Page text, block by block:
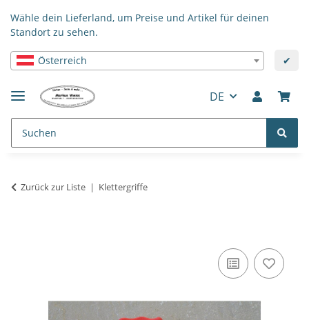
Wähle dein Lieferland, um Preise und Artikel für deinen
Standort zu sehen.
Österreich ✔
DE
Zurück zur Liste Klettergriffe